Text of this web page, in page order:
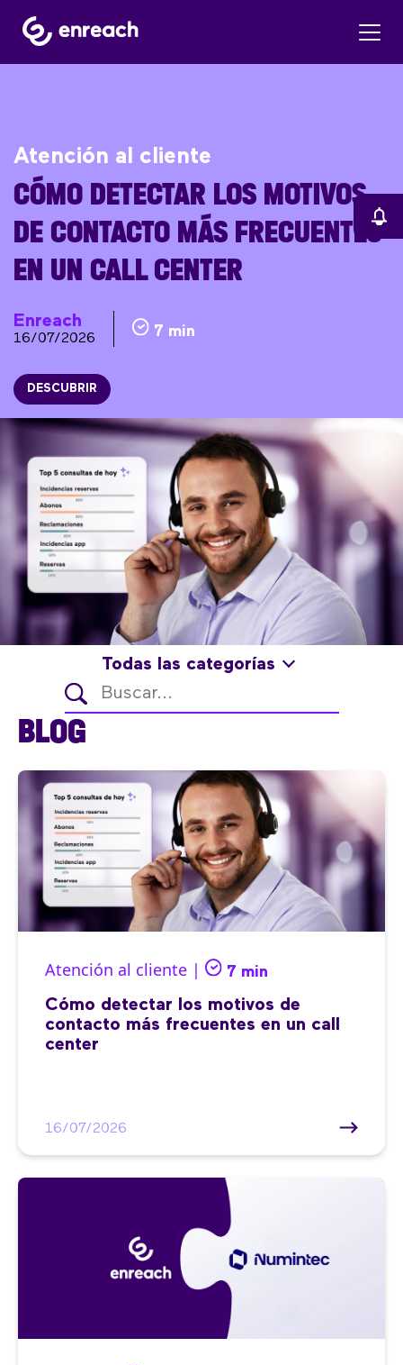
Atención al cliente
CÓMO DETECTAR LOS MOTIVOS
DE CONTACTO MÁS FRECUENTES
EN UN CALL CENTER
Enreach
16/07/2026 7 min
DESCUBRIR
Todas las categorías
BLOG
Atención al cliente | 7 min
Cómo detectar los motivos de
contacto más frecuentes en un call
center
16/07/2026